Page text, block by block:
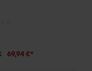
69,94 €*